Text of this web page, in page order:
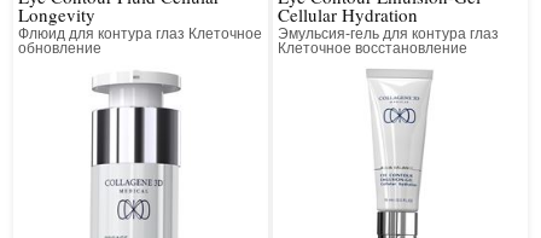
Longevity
Флюид для контура глаз Клеточное
обновление
Cellular Hydration
Эмульсия-гель для контура глаз
Клеточное восстановление